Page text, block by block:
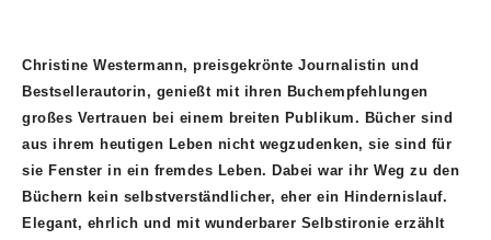
Christine Westermann, preisgekrönte Journalistin und
Bestsellerautorin, genießt mit ihren Buchempfehlungen
großes Vertrauen bei einem breiten Publikum. Bücher sind
aus ihrem heutigen Leben nicht wegzudenken, sie sind für
sie Fenster in ein fremdes Leben. Dabei war ihr Weg zu den
Büchern kein selbstverständlicher, eher ein Hindernislauf.
Elegant, ehrlich und mit wunderbarer Selbstironie erzählt